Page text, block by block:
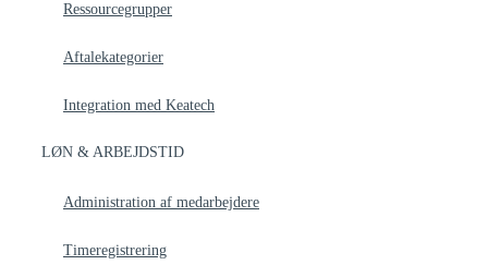
Ressourcegrupper
Aftalekategorier
Integration med Keatech
LØN & ARBEJDSTID
Administration af medarbejdere
Timeregistrering